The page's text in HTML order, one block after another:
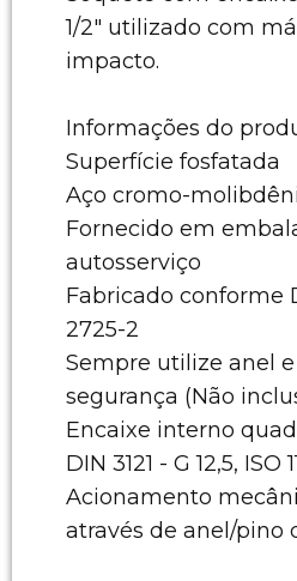
1/2" utilizado com
impacto.
Informações do
Superfície fosfatada
Aço cromo-
Fornecido em
autosserviço
Fabricado conforme
2725-2
Sempre utilize anel
segurança (Não
Encaixe interno
DIN 3121 - G 12,5, ISO
Acionamento
através de anel/pino